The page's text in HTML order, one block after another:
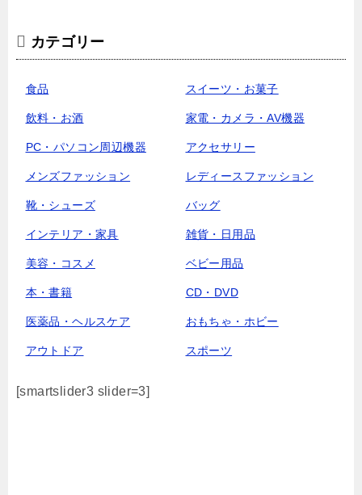
カテゴリー
食品 スイーツ・お菓子
飲料・お酒 家電・カメラ・AV機器
PC・パソコン周辺機器 アクセサリー
メンズファッション レディースファッション
靴・シューズ バッグ
インテリア・家具 雑貨・日用品
美容・コスメ ベビー用品
本・書籍 CD・DVD
医薬品・ヘルスケア おもちゃ・ホビー
アウトドア スポーツ
[smartslider3 slider=3]